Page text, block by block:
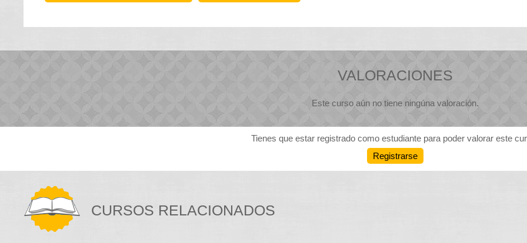
VALORACIONES
Este curso aún no tiene ningúna valoración.
Tienes que estar registrado como estudiante para poder valorar este
Registrarse
CURSOS RELACIONADOS